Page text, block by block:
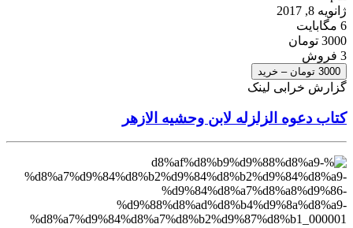
ژانویه 8, 2017
6 مگابایت
3000 تومان
3 فروش
3000 تومان – خرید
گزارش خرابی لینک
کتاب دعوه الزلزله لابن وحشیه الازهر